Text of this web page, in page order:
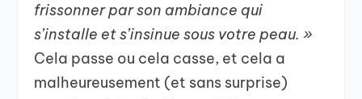
frissonner par son ambiance qui
s’installe et s’insinue sous votre peau. »
Cela passe ou cela casse, et cela a
malheureusement (et sans surprise)